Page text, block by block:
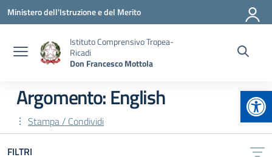
Vai ai contenuti
Vai al menu di navigazione
Vai al footer
Ministero dell'Istruzione e del Merito
Istituto Comprensivo Tropea-
Ricadi
Don Francesco Mottola
Argomento: English
Stampa / Condividi
FILTRI